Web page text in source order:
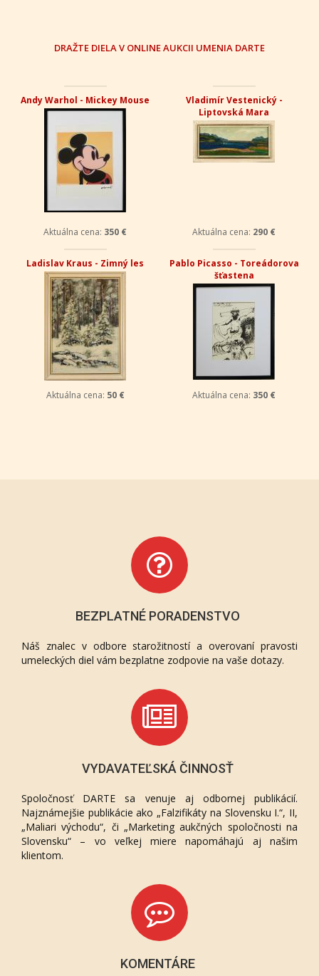
DRAŽTE DIELA V ONLINE AUKCII UMENIA DARTE
Andy Warhol - Mickey Mouse
Aktuálna cena: 350 €
Vladimír Vestenický -
Liptovská Mara
Aktuálna cena: 290 €
Ladislav Kraus - Zimný les
Aktuálna cena: 50 €
Pablo Picasso - Toreádorova
šťastena
Aktuálna cena: 350 €
BEZPLATNÉ PORADENSTVO
Náš znalec v odbore starožitností a overovaní pravosti
umeleckých diel vám bezplatne zodpovie na vaše dotazy.
VYDAVATEĽSKÁ ČINNOSŤ
Spoločnosť DARTE sa venuje aj odbornej publikácií.
Najznámejšie publikácie ako „Falzifikáty na Slovensku I.“, II,
„Maliari východu“, či „Marketing aukčných spoločnosti na
Slovensku“ – vo veľkej miere napomáhajú aj našim
klientom.
KOMENTÁRE